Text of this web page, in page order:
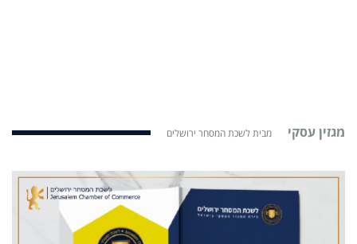
מגזין עסקי מבית לשכת המסחר ירושלים